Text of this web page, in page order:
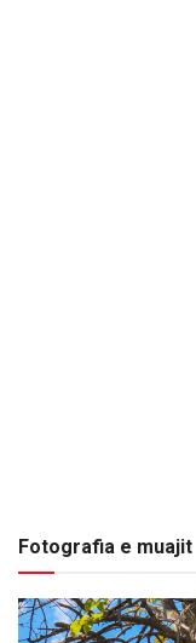
Fotografia e muajit